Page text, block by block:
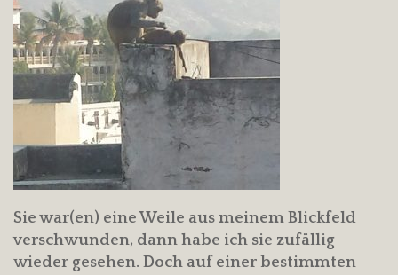
Sie war(en) eine Weile aus meinem Blickfeld
verschwunden, dann habe ich sie zufällig
wieder gesehen. Doch auf einer bestimmten